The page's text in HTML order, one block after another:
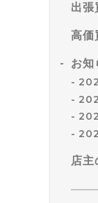
出張
高価
お知
店主